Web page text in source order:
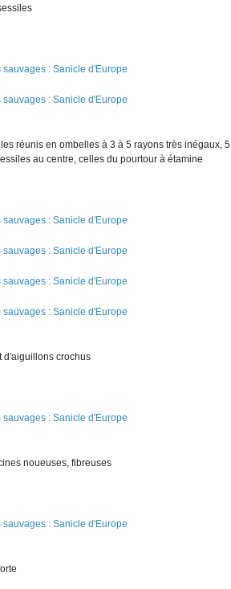
réunis en ombelles à 3 à 5 rayons très inégaux, 5
au centre, celles du pourtour à étamine
d'aiguillons crochus
noueuses, fibreuses